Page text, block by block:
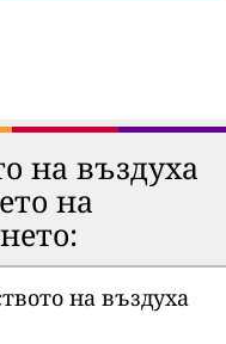
на въздуха
на
на въздуха